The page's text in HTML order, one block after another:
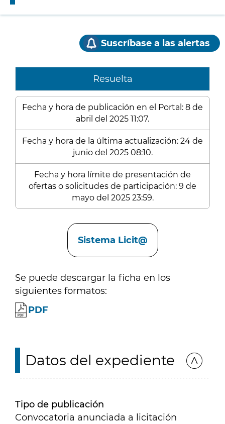
Suscríbase a las alertas
Resuelta
Fecha y hora de publicación en el Portal: 8 de
abril del 2025 11:07.
Fecha y hora de la última actualización: 24 de
junio del 2025 08:10.
Fecha y hora límite de presentación de
ofertas o solicitudes de participación: 9 de
mayo del 2025 23:59.
Sistema Licit@
Se puede descargar la ficha en los
siguientes formatos:
PDF
Datos del expediente
Tipo de publicación
Convocatoria anunciada a licitación